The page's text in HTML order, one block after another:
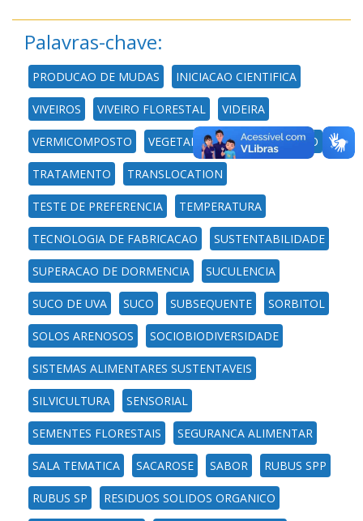
Palavras-chave:
PRODUCAO DE MUDAS INICIACAO CIENTIFICA
VIVEIROS VIVEIRO FLORESTAL VIDEIRA
VERMICOMPOSTO VEGETAIS VALOR AGREGADO
TRATAMENTO TRANSLOCATION
TESTE DE PREFERENCIA TEMPERATURA
TECNOLOGIA DE FABRICACAO SUSTENTABILIDADE
SUPERACAO DE DORMENCIA SUCULENCIA
SUCO DE UVA SUCO SUBSEQUENTE SORBITOL
SOLOS ARENOSOS SOCIOBIODIVERSIDADE
SISTEMAS ALIMENTARES SUSTENTAVEIS
SILVICULTURA SENSORIAL
SEMENTES FLORESTAIS SEGURANCA ALIMENTAR
SALA TEMATICA SACAROSE SABOR RUBUS SPP
RUBUS SP RESIDUOS SOLIDOS ORGANICO